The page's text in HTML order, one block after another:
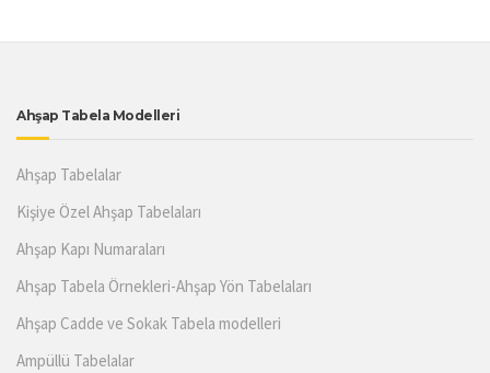
Ahşap Tabela Modelleri
Ahşap Tabelalar
Kişiye Özel Ahşap Tabelaları
Ahşap Kapı Numaraları
Ahşap Tabela Örnekleri-Ahşap Yön Tabelaları
Ahşap Cadde ve Sokak Tabela modelleri
Ampüllü Tabelalar